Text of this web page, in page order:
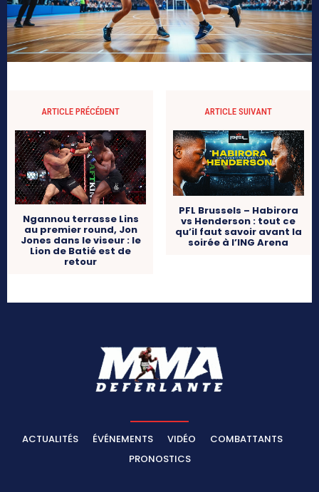
ARTICLE PRÉCÉDENT
Ngannou terrasse Lins
au premier round, Jon
Jones dans le viseur : le
Lion de Batié est de
retour
ARTICLE SUIVANT
PFL Brussels – Habirora
vs Henderson : tout ce
qu’il faut savoir avant la
soirée à l’ING Arena
ACTUALITÉS ÉVÉNEMENTS VIDÉO
COMBATTANTS
PRONOSTICS